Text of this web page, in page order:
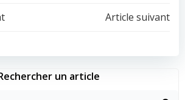
Navigation
de
l’article
Article suivant
un article